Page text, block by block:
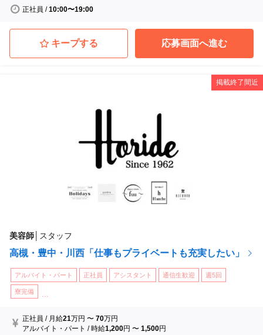
正社員 /10:00〜19:00
キープする 応募画面へ進む
掲載終了間近
美容師 スタッフ
高槻・豊中・川西「仕事もプライベートも充実したい」
アルバイト・パート 正社員 アシスタント 通信生歓迎 週5回
寮完備
正社員 / 月給21万円 〜70万円
アルバイト・パート /時給1,200円 〜1,500円